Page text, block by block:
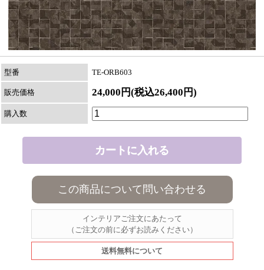
型番 TE-ORB603
販売価格 24,000円(税込26,400円)
購入数
この商品について問い合わせる
インテリアご注文にあたって
（ご注文の前に必ずお読みください）
送料無料について